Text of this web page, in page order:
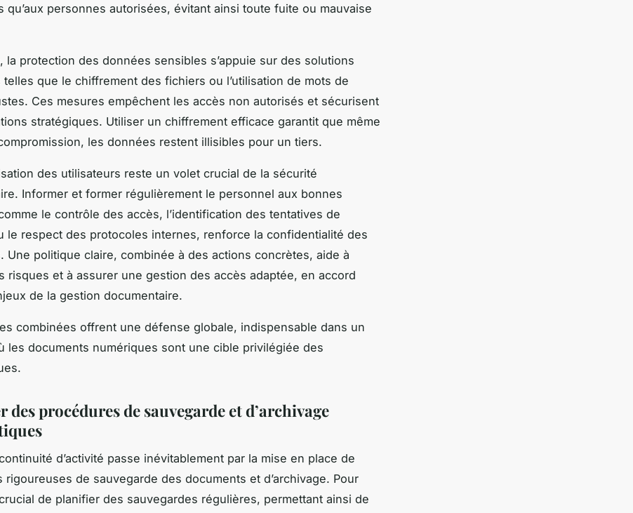
qu’aux personnes autorisées, évitant ainsi toute fuite ou mauvaise
la protection des données sensibles s’appuie sur des solutions
que le chiffrement des fichiers ou l’utilisation de mots de
Ces mesures empêchent les accès non autorisés et sécurisent
stratégiques. Utiliser un chiffrement efficace garantit que même
les données restent illisibles pour un tiers.
des utilisateurs reste un volet crucial de la sécurité
Informer et former régulièrement le personnel aux bonnes
le contrôle des accès, l’identification des tentatives de
le respect des protocoles internes, renforce la confidentialité des
Une politique claire, combinée à des actions concrètes, aide à
risques et à assurer une gestion des accès adaptée, en accord
de la gestion documentaire.
combinées offrent une défense globale, indispensable dans un
les documents numériques sont une cible privilégiée des
des procédures de sauvegarde et d’archivage
d’activité passe inévitablement par la mise en place de
rigoureuses de sauvegarde des documents et d’archivage. Pour
de planifier des sauvegardes régulières, permettant ainsi de